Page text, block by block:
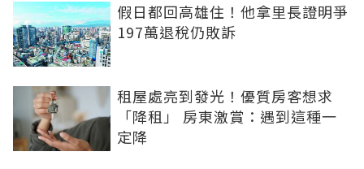
假日都回高雄住！他拿里長證明爭
197萬退稅仍敗訴
租屋處亮到發光！優質房客想求
「降租」 房東激賞：遇到這種一
定降